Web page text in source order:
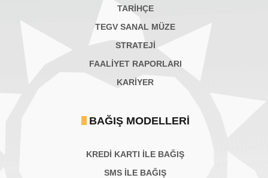
TARİHÇE
TEGV SANAL MÜZE
STRATEJİ
FAALİYET RAPORLARI
KARIYER
BAĞIŞ MODELLERI
KREDİ KARTI İLE BAĞIŞ
SMS İLE BAĞIŞ